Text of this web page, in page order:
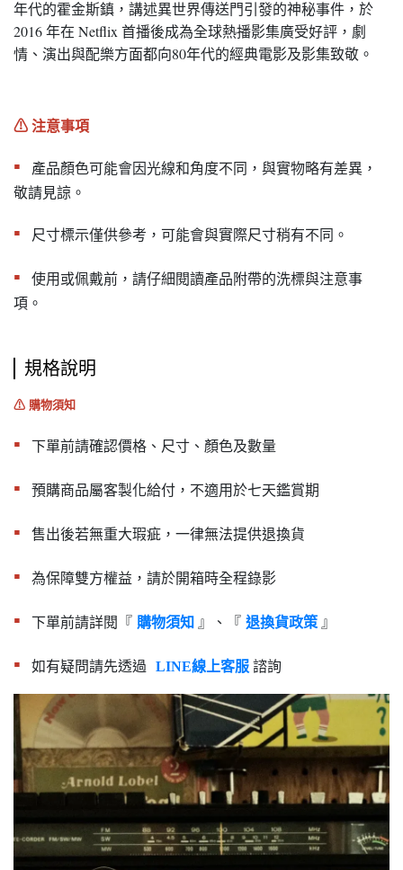
年代的霍金斯鎮，講述異世界傳送門引發的神秘事件，於
2016 年在 Netflix 首播後成為全球熱播影集廣受好評，劇
情、演出與配樂方面都向80年代的經典電影及影集致敬。
⚠︎ 注意事項
▪︎
產品顏色可能會因光線和角度不同，與實物略有差異，
敬請見諒。
▪︎ 尺寸標示僅供參考，可能會與實際尺寸稍有不同。
▪︎ 使用或佩戴前，請仔細閱讀產品附帶的洗標與注意事
項。
規格說明
⚠︎ 購物須知
▪︎ 下單前請確認價格、尺寸、顏色及數量
▪︎ 預購商品屬客製化給付，不適用於七天鑑賞期
▪︎ 售出後若無重大瑕疵，一律無法提供退換貨
▪︎ 為保障雙方權益，請於開箱時全程錄影
▪︎ 下單前請詳閱『 購物須知 』、『 退換貨政策 』
▪︎ 如有疑問請先透過 LINE線上客服 諮詢